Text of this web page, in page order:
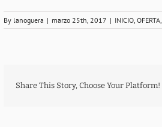
By lanoguera | marzo 25th, 2017 | INICIO, OFERTA,
Share This Story, Choose Your Platform!